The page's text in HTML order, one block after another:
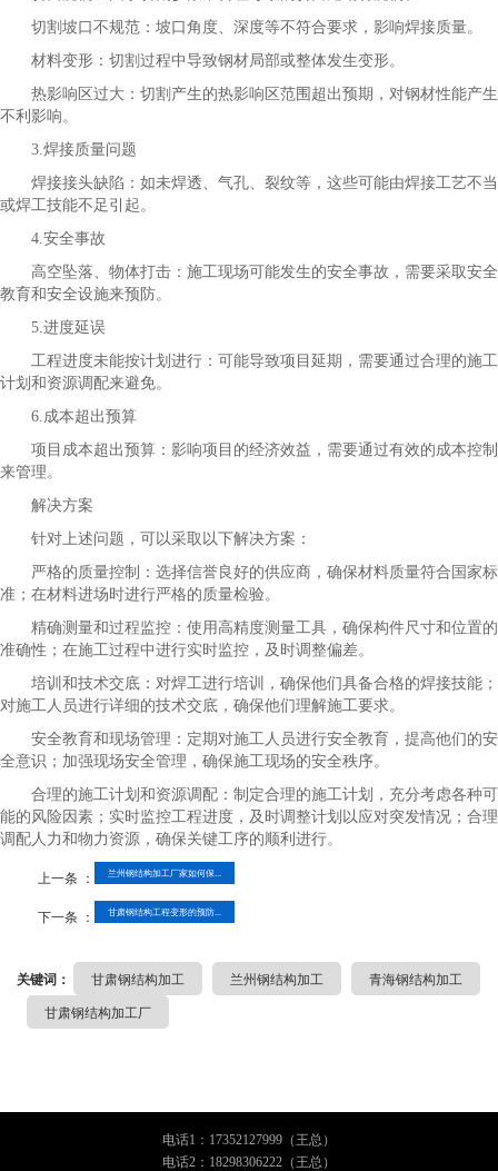
切割坡口不规范：坡口角度、深度等不符合要求，影响焊接质量。
材料变形：切割过程中导致钢材局部或整体发生变形。
热影响区过大：切割产生的热影响区范围超出预期，对钢材性能产生
不利影响。
3.焊接质量问题
焊接接头缺陷：如未焊透、气孔、裂纹等，这些可能由焊接工艺不当
或焊工技能不足引起。
4.安全事故
高空坠落、物体打击：施工现场可能发生的安全事故，需要采取安全
教育和安全设施来预防。
5.进度延误
工程进度未能按计划进行：可能导致项目延期，需要通过合理的施工
计划和资源调配来避免。
6.成本超出预算
项目成本超出预算：影响项目的经济效益，需要通过有效的成本控制
来管理。
解决方案
针对上述问题，可以采取以下解决方案：
严格的质量控制：选择信誉良好的供应商，确保材料质量符合国家标
准；在材料进场时进行严格的质量检验。
精确测量和过程监控：使用高精度测量工具，确保构件尺寸和位置的
准确性；在施工过程中进行实时监控，及时调整偏差。
培训和技术交底：对焊工进行培训，确保他们具备合格的焊接技能；
对施工人员进行详细的技术交底，确保他们理解施工要求。
安全教育和现场管理：定期对施工人员进行安全教育，提高他们的安
全意识；加强现场安全管理，确保施工现场的安全秩序。
合理的施工计划和资源调配：制定合理的施工计划，充分考虑各种可
能的风险因素；实时监控工程进度，及时调整计划以应对突发情况；合理
调配人力和物力资源，确保关键工序的顺利进行。
上一条 ： 兰州钢结构加工厂家如何保...
下一条 ： 甘肃钢结构工程变形的预防...
关键词： 甘肃钢结构加工 兰州钢结构加工
青海钢结构加工
甘肃钢结构加工厂
电话1：17352127999（王总）
电话2：18298306222（王总）